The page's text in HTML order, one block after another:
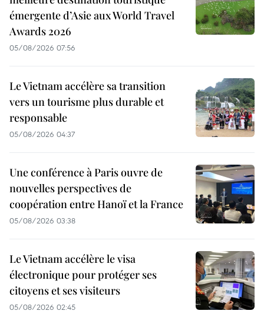
émergente d’Asie aux World Travel
Awards 2026
05/08/2026 07:56
Le Vietnam accélère sa transition
vers un tourisme plus durable et
responsable
05/08/2026 04:37
Une conférence à Paris ouvre de
nouvelles perspectives de
coopération entre Hanoï et la France
05/08/2026 03:38
Le Vietnam accélère le visa
électronique pour protéger ses
citoyens et ses visiteurs
05/08/2026 02:45